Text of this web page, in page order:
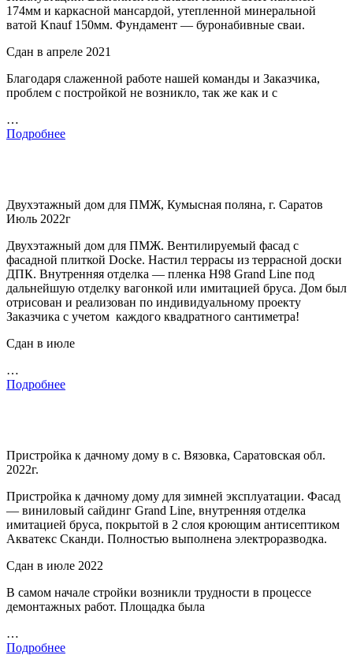
174мм и каркасной мансардой, утепленной минеральной
ватой Knauf 150мм. Фундамент — буронабивные сваи.
Сдан в апреле 2021
Благодаря слаженной работе нашей команды и Заказчика,
проблем с постройкой не возникло, так же как и с
…
Подробнее
Двухэтажный дом для ПМЖ, Кумысная поляна, г. Саратов
Июль 2022г
Двухэтажный дом для ПМЖ. Вентилируемый фасад с
фасадной плиткой Docke. Настил террасы из террасной доски
ДПК. Внутренняя отделка — пленка H98 Grand Line под
дальнейшую отделку вагонкой или имитацией бруса. Дом был
отрисован и реализован по индивидуальному проекту
Заказчика с учетом каждого квадратного сантиметра!
Сдан в июле
…
Подробнее
Пристройка к дачному дому в с. Вязовка, Саратовская обл.
2022г.
Пристройка к дачному дому для зимней эксплуатации. Фасад
— виниловый сайдинг Grand Line, внутренняя отделка
имитацией бруса, покрытой в 2 слоя кроющим антисептиком
Акватекс Сканди. Полностью выполнена электроразводка.
Сдан в июле 2022
В самом начале стройки возникли трудности в процессе
демонтажных работ. Площадка была
…
Подробнее